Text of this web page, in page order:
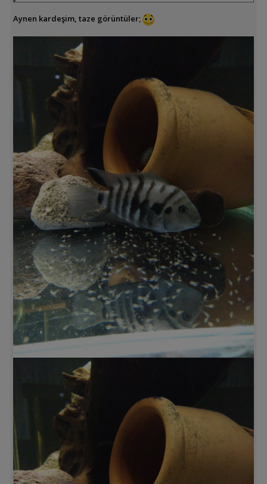
Aynen kardeşim, taze görüntüler;